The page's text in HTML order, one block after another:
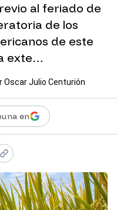
al feriado de
de los
de este
exte…
Oscar Julio Centurión
en
Copy link